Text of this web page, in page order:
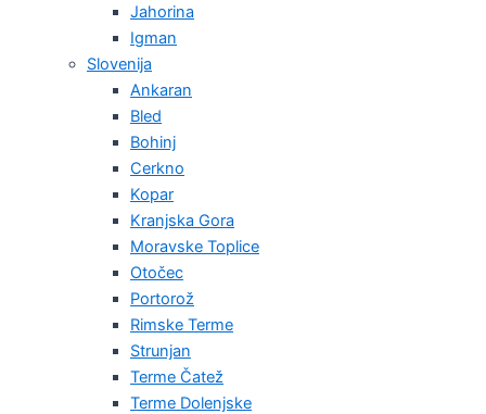
Jahorina
Igman
Slovenija
Ankaran
Bled
Bohinj
Cerkno
Kopar
Kranjska Gora
Moravske Toplice
Otočec
Portorož
Rimske Terme
Strunjan
Terme Čatež
Terme Dolenjske